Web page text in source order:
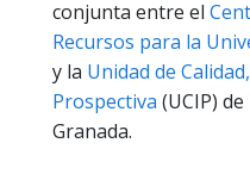
conjunta entre el
Recursos para la
y la Unidad de
Prospectiva (UCIP)
Granada.